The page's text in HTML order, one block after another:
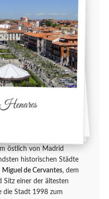
östlich von Madrid
historischen Städte
Miguel de Cervantes, dem
Sitz einer der ältesten
die Stadt 1998 zum